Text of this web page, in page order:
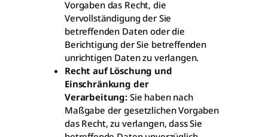
Vorgaben das Recht, die
Vervollständigung der Sie
betreffenden Daten oder die
Berichtigung der Sie betreffenden
unrichtigen Daten zu verlangen.
Recht auf Löschung und
Einschränkung der
Verarbeitung: Sie haben nach
Maßgabe der gesetzlichen Vorgaben
das Recht, zu verlangen, dass Sie